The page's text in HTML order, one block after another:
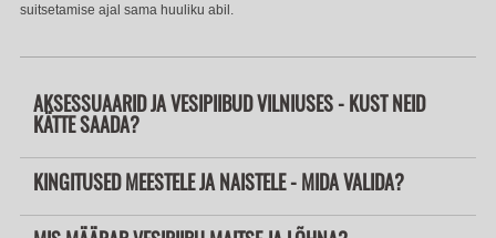
suitsetamise ajal sama huuliku abil.
AKSESSUAARID JA VESIPIIBUD VILNIUSES - KUST NEID
KÄTTE SAADA?
KINGITUSED MEESTELE JA NAISTELE - MIDA VALIDA?